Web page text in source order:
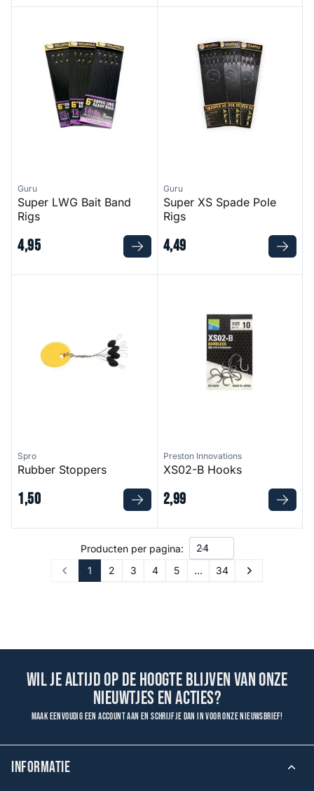
Guru
Super LWG Bait Band
Rigs
4,95
Guru
Super XS Spade Pole
Rigs
4,49
Spro
Rubber Stoppers
1,50
Preston Innovations
XS02-B Hooks
2,99
Producten per pagina:
Prev 1 2 3 4 5 … 34 Next
Wil je altijd op de hoogte blijven van onze
nieuwtjes en acties?
Maak eenvoudig een account aan en schrijf je dan in voor onze nieuwsbrief!
INFORMATIE